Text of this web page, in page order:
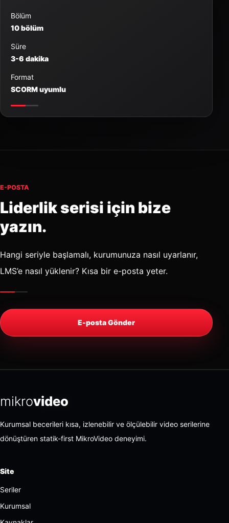
Bölüm
10 bölüm
Süre
3-6 dakika
Format
SCORM uyumlu
E-POSTA
Liderlik serisi için bize
yazın.
Hangi seriyle başlamalı, kurumunuza nasıl uyarlanır,
LMS’e nasıl yüklenir? Kısa bir e-posta yeter.
E-posta Gönder
mikrovideo
Kurumsal becerileri kısa, izlenebilir ve ölçülebilir video serilerine
dönüştüren statik-first MikroVideo deneyimi.
Site
Seriler
Kurumsal